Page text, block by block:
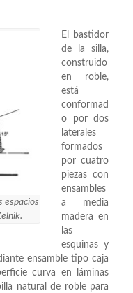
espacios
El bastidor
de la silla,
construido
en roble,
está
conformad
o por dos
laterales
formados
por cuatro
piezas con
ensambles
a media
madera en
las
esquinas y
ensamble tipo caja
curva en láminas
natural de roble para